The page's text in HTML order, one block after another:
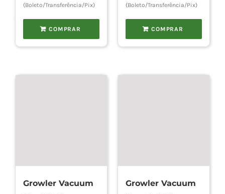
(Boleto/Transferência/Pix)
COMPRAR
(Boleto/Transferência/Pix)
COMPRAR
Growler Vacuum
Growler Vacuum